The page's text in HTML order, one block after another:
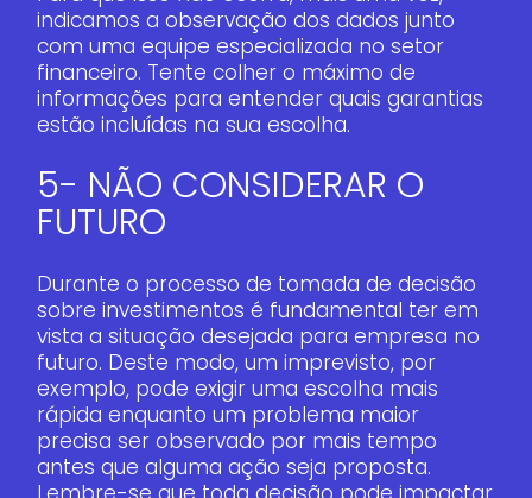
indicamos a observação dos dados junto
com uma equipe especializada no setor
financeiro. Tente colher o máximo de
informações para entender quais garantias
estão incluídas na sua escolha.
5- NÃO CONSIDERAR O
FUTURO
Durante o processo de tomada de decisão
sobre investimentos é fundamental ter em
vista a situação desejada para empresa no
futuro. Deste modo, um imprevisto, por
exemplo, pode exigir uma escolha mais
rápida enquanto um problema maior
precisa ser observado por mais tempo
antes que alguma ação seja proposta.